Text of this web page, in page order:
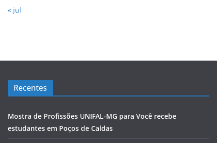
« jul
Recentes
Mostra de Profissões UNIFAL-MG para Você recebe
estudantes em Poços de Caldas